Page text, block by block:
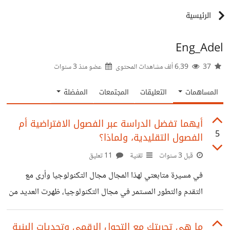
الرئيسية
Eng_Adel
عضو منذ3 سنوات
المساهمات التعليقات المجتمعات المفضلة
5
أيهما تفضل الدراسة عبر الفصول الافتراضية أم
الفصول التقليدية، ولماذا؟
قبل 3 سنوات تقنية
في مسيرة متابعتي لهذا المجال مجال التكنولوجيا وأرى مع
التقدم والتطور المستمر في مجال التكنولوجيا، ظهرت العديد من
الابتكارات الرائعة التي تهدف إلى تحسين تجربة التعلم. واحدة
من هذه الابتكارات التي حاصرتها في المرحلة الجامعية هي